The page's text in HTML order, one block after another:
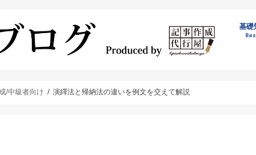
基礎
/中級者向け 演繹法と帰納法の違いを例文を交えて解説